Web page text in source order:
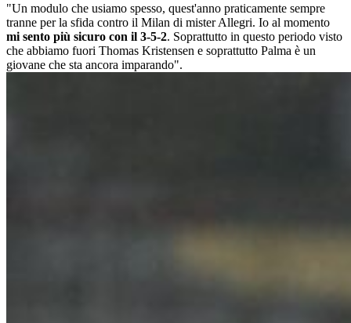
"Un modulo che usiamo spesso, quest'anno praticamente sempre
tranne per la sfida contro il Milan di mister Allegri. Io al momento
mi sento più sicuro con il 3-5-2. Soprattutto in questo periodo visto
che abbiamo fuori Thomas Kristensen e soprattutto Palma è un
giovane che sta ancora imparando".